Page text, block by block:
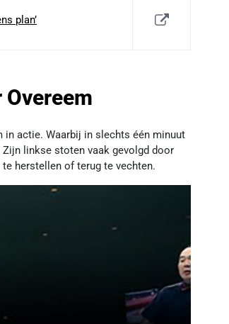
plan’
in actie. Waarbij in slechts één minuut
linkse stoten vaak gevolgd door
herstellen of terug te vechten.